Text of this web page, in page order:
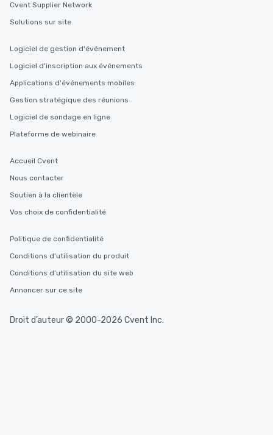
Cvent Supplier Network
Solutions sur site
Logiciel de gestion d'événement
Logiciel d'inscription aux événements
Applications d'événements mobiles
Gestion stratégique des réunions
Logiciel de sondage en ligne
Plateforme de webinaire
Accueil Cvent
Nous contacter
Soutien à la clientèle
Vos choix de confidentialité
Politique de confidentialité
Conditions d’utilisation du produit
Conditions d’utilisation du site web
Annoncer sur ce site
Droit d’auteur © 2000-2026 Cvent Inc.